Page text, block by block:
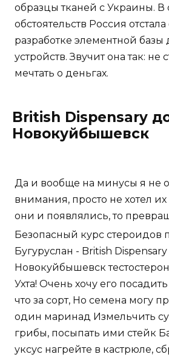
образцы тканей с Украины. В
обстоятельств Россия
разработке элементной базы
устройств. Звучит она так: не
мечтать о деньгах.
British Dispensary
Новокуйбышевск
Да и вообще на минусы я не
внимания, просто не хотел их
они и появлялись, то
Безопасный курс стероидов
Бугуруслан - British
Новокуйбышевск
Ухта! Очень хочу его
что за сорт, Но семена могу
один маринад Измельчить
грибы, посыпать ими стейк
уксус нагрейте в кастрюле,